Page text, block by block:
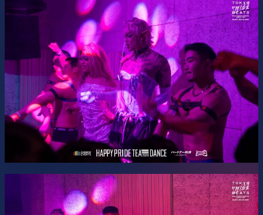
このパーティーは、LGBTQ+プライドを祝福するミュージッ
クフェス、Tokyo Pride Beats 2026に参加しています。